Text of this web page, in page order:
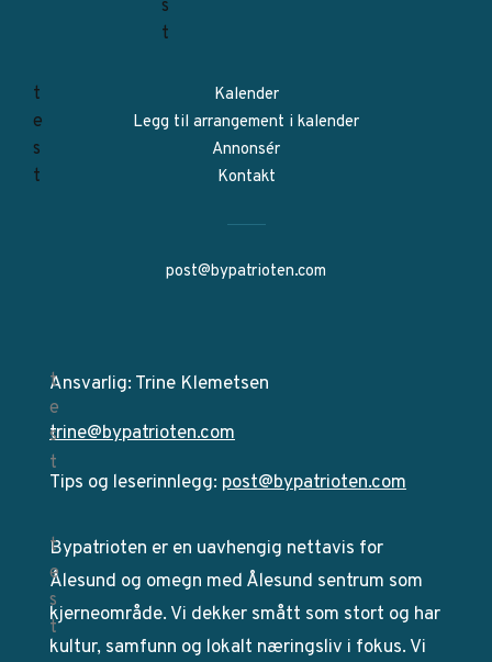
Kalender
Legg til arrangement i kalender
Annonsér
Kontakt
post@bypatrioten.com
Ansvarlig: Trine Klemetsen
trine@bypatrioten.com
Tips og leserinnlegg: post@bypatrioten.com
Bypatrioten er en uavhengig nettavis for
Ålesund og omegn med Ålesund sentrum som
kjerneområde. Vi dekker smått som stort og har
kultur, samfunn og lokalt næringsliv i fokus. Vi